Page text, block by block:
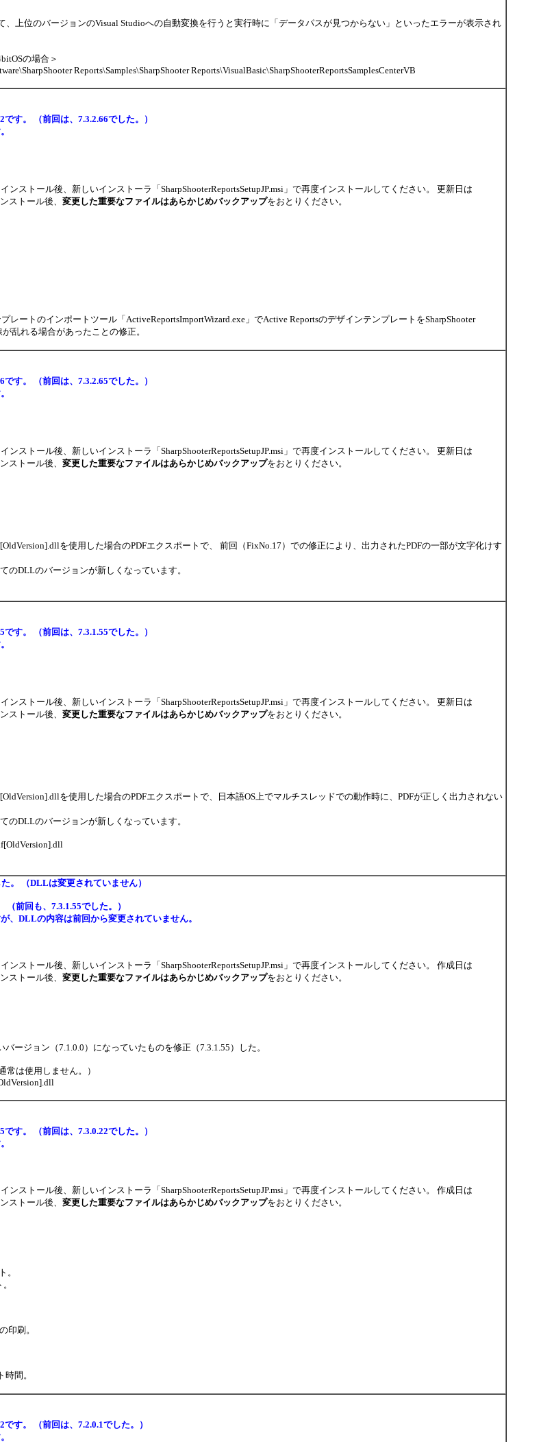
、上位のバージョンのVisual Studioへの自動変換を行うと実行時に「データパスが見つからない」といったエラーが表示され
の場合＞
Reports\Samples\SharpShooter Reports\VisualBasic\SharpShooterReportsSamplesCenterVB
す。 （前回は、7.3.2.66でした。）
ンストール後、新しいインストーラ「SharpShooterReportsSetupJP.msi」で再度インストールしてください。 更新日は
ストール後、 変更した重要なファイルはあらかじめバックアップをおとりください。
レートのインポートツール「ActiveReportsImportWizard.exe」でActive ReportsのデザインテンプレートをSharpShooter
乱れる場合があったことの修正。
す。 （前回は、7.3.2.65でした。）
ンストール後、新しいインストーラ「SharpShooterReportsSetupJP.msi」で再度インストールしてください。 更新日は
ストール後、 変更した重要なファイルはあらかじめバックアップをおとりください。
を使用した場合のPDFエクスポートで、 前回（FixNo.17）での修正により、出力されたPDFの一部が文字化けす
のDLLのバージョンが新しくなっています。
す。 （前回は、7.3.1.55でした。）
ンストール後、新しいインストーラ「SharpShooterReportsSetupJP.msi」で再度インストールしてください。 更新日は
ストール後、 変更した重要なファイルはあらかじめバックアップをおとりください。
を使用した場合のPDFエクスポートで、日本語OS上でマルチスレッドでの動作時に、PDFが正しく出力されない
のDLLのバージョンが新しくなっています。
。 （DLLは変更されていません）
（前回も、 7.3.1.55でした。）
、DLLの内容は前回から変更されていません。
ンストール後、新しいインストーラ「SharpShooterReportsSetupJP.msi」で再度インストールしてください。 作成日は
ストール後、 変更した重要なファイルはあらかじめバックアップをおとりください。
ージョン（7.1.0.0）になっていたものを修正（7.3.1.55）した。
常は使用しません。）
す。 （前回は、7.3.0.22でした。）
ンストール後、新しいインストーラ「SharpShooterReportsSetupJP.msi」で再度インストールしてください。 作成日は
ストール後、 変更した重要なファイルはあらかじめバックアップをおとりください。
。
印刷。
間。
す。 （前回は、7.2.0.1でした。）